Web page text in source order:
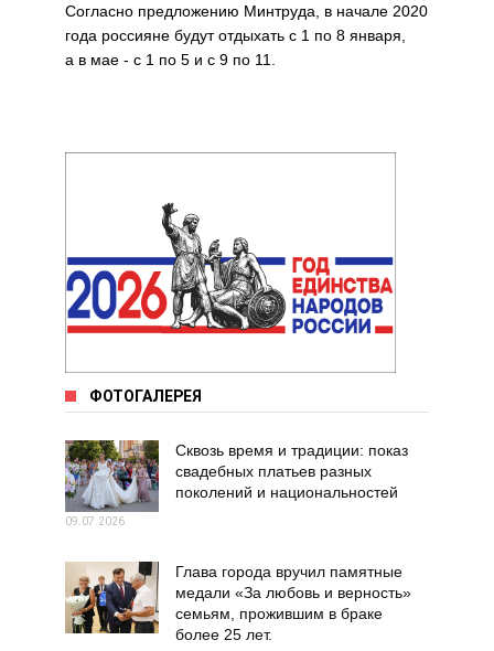
Согласно предложению Минтруда, в начале 2020
года россияне будут отдыхать с 1 по 8 января,
а в мае - с 1 по 5 и с 9 по 11.
ФОТОГАЛЕРЕЯ
Сквозь время и традиции: показ
свадебных платьев разных
поколений и национальностей
09.07.2026
Глава города вручил памятные
медали «За любовь и верность»
семьям, прожившим в браке
более 25 лет.